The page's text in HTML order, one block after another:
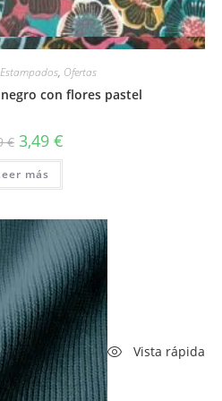
rápida
Estampados, Ofertas
con flores pastel
€ El
precio
original
era:
4,99 €.
3,49 €
más
Vista rápida